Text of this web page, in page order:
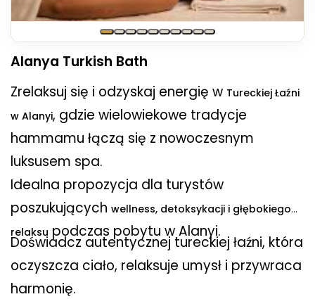
Alanya Turkish Bath
Zrelaksuj się i odzyskaj energię w Tureckiej Łaźni
w Alanyi, gdzie wielowiekowe tradycje
hammamu łączą się z nowoczesnym
luksusem spa.
Idealna propozycja dla turystów
poszukujących wellness, detoksykacji i głębokiego
relaksu podczas pobytu w Alanyi.
Doświadcz autentycznej tureckiej łaźni, która
oczyszcza ciało, relaksuje umysł i przywraca
harmonię.